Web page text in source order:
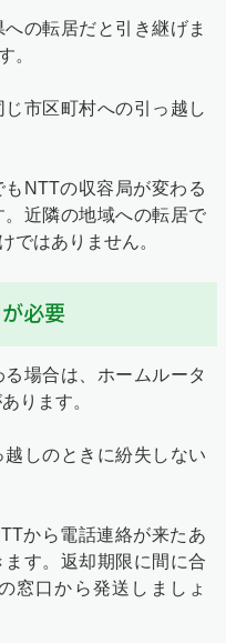
の転居だと引き継げま
。
市区町村への引っ越し
NTTの収容局が変わる
近隣の地域への転居で
ではありません。
必要
場合は、ホームルータ
ります。
しのときに紛失しない
から電話連絡が来たあ
す。返却期限に間に合
窓口から発送しましょ